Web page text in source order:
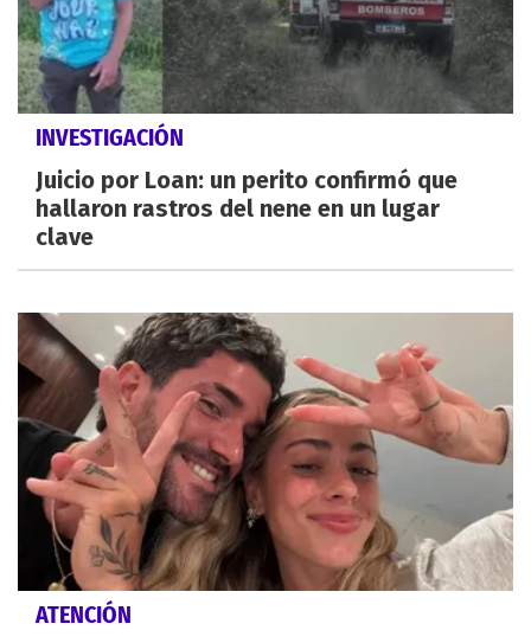
INVESTIGACIÓN
Juicio por Loan: un perito confirmó que
hallaron rastros del nene en un lugar
clave
ATENCIÓN